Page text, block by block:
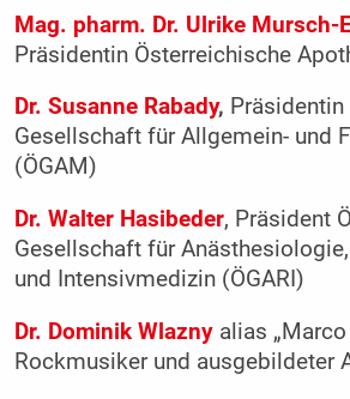
Mag. pharm. Dr. Ulrike Mursch-
Präsidentin Österreichische
Dr. Susanne Rabady,
Gesellschaft für Allgemein- und
(ÖGAM)
Dr. Walter Hasibeder, Präsident
Gesellschaft für
und Intensivmedizin (ÖGARI)
Dr. Dominik Wlaznyalias „Marco
Rockmusiker und ausgebildeter